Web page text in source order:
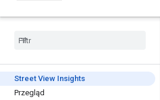
Street View Insights
Przegląd